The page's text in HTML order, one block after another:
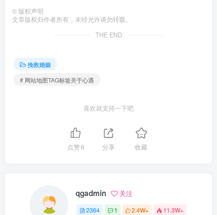
© 版权声明
文章版权归作者所有，未经允许请勿转载。
THE END
挽救婚姻
# 网站地图TAG标签关于心遇
喜欢就支持一下吧
点赞6 分享 收藏
qgadmin 关注
2364 1 2.4W+ 11.3W+